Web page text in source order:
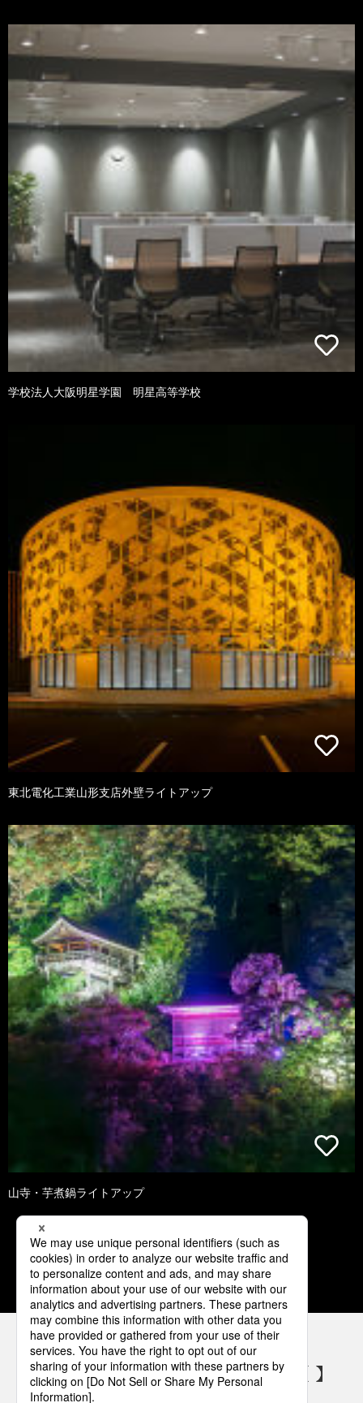
学校法人大阪明星学園 明星高等学校
東北電化工業山形支店外壁ライトアップ
山寺・芋煮鍋ライトアップ
1 2 3 4 5
パナソニックの電気設備 SNSアカウント